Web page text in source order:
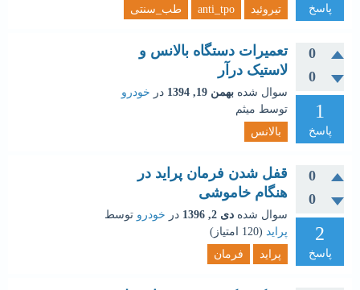
پاسخ
تیروئید
anti_tpo طب_سنتی
0
0
1
پاسخ
تعمیرات دستگاه بالانس و
لاستیک درآر
سوال شده بهمن 19, 1394 در خودرو
توسط میثم
بالانس
0
0
2
پاسخ
قفل شدن فرمان پراید در
هنگام خاموشی
سوال شده دی 2, 1396 در خودرو توسط
پراید (
120 امتیاز)
پراید
فرمان